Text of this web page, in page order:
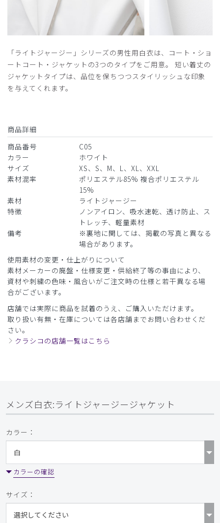
「ライトジャージー」シリーズの男性用白衣は、コート・ショ
ートコート・ジャケットの3つのタイプをご用意。 短い着丈の
ジャケットタイプは、品位を保ちつつスタイリッシュな印象
を与えてくれます。
商品詳細
商品番号
C05
カラー
ホワイト
サイズ
XS、S、M、L、XL、XXL
素材混率
ポリエステル85% 複合ポリエステル
15%
素材
ライトジャージー
特徴
ノンアイロン、吸水速乾、透け防止、ス
トレッチ、軽量素材
備考
※裏地に関しては、掲載の写真と異なる
場合があります。
使用素材の変更・仕上がりについて
素材メーカーの廃盤・仕様変更・供給終了等の事由により、
資材や刺繍の色味・風合いがご注文時の仕様と若干異なる場
合がございます。
店舗では実際に商品を試着のうえ、ご購入いただけます。
取り扱い有無・在庫については各店舗までお問い合わせくだ
さい。
クラシコの店舗一覧はこちら
メンズ白衣:ライトジャージージャケット
カラー：
カラーの確認
サイズ：